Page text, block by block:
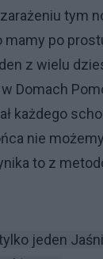
tym
po
z wielu
Domach
każdego
nie
to z
jeden